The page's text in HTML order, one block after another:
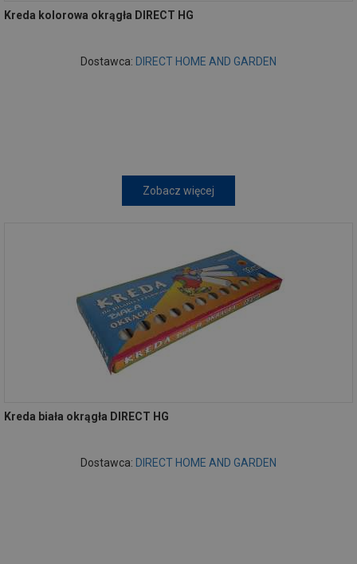
Kreda kolorowa okrągła DIRECT HG
Dostawca: DIRECT HOME AND GARDEN
Zobacz więcej
Kreda biała okrągła DIRECT HG
Dostawca: DIRECT HOME AND GARDEN